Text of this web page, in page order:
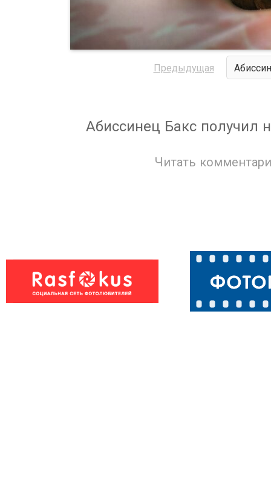
Предыдущая
Абиссинец Бакс получил
Читать